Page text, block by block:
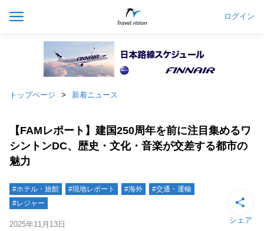
ログイン
トップページ 新着ニュース
【FAMレポート】建国250周年を前に注目集めるワ
シントンDC、歴史・文化・音楽が交差する都市の
魅力
#ホテル・旅館 #現地レポート #海外
#交通・運輸
#レジャー
2025年11月13日 シェア